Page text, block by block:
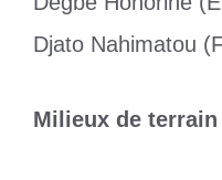
Djato Nahimatou
Milieux de terrain